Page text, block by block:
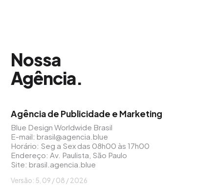
Nossa
Agência.
Agência de Publicidade e Marketing
Blue Design Worldwide Brasil
E-mail:brasil@agencia.blue
Horário: Seg a Sex das 08h00 às 17h00
Endereço: Av. Paulista, São Paulo
Site:brasil.agencia.blue
Versão: 5, 09 / 08 / 2026